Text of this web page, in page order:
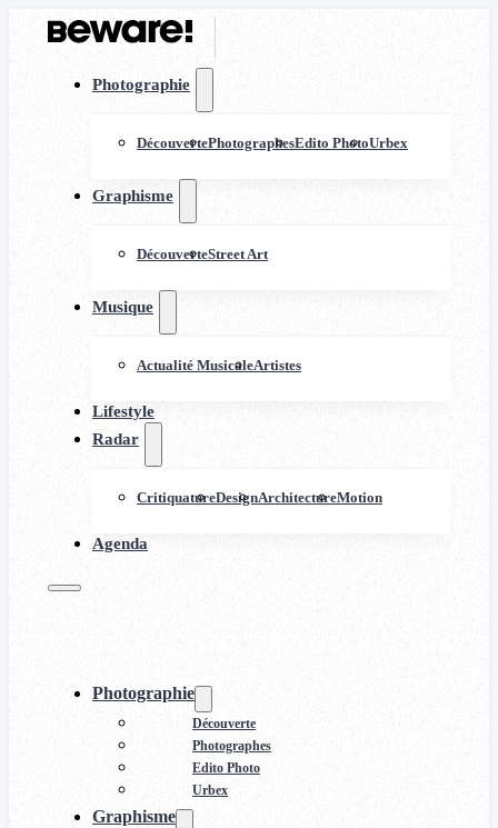
Photographie
DécouvertePhotographesEdito PhotoUrbex
Graphisme
DécouverteStreet Art
Musique
Actualité MusicaleArtistes
Lifestyle
Radar
CritiquatureDesignArchitectureMotion
Agenda
Photographie
Découverte
Photographes
Edito Photo
Urbex
Graphisme